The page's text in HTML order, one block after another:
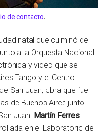
de contacto.
natal que culminó de
a la Orquesta Nacional
y video que se
Tango y el Centro
San Juan, obra que fue
de Buenos Aires junto
Juan. Martín Ferres
en el Laboratorio de